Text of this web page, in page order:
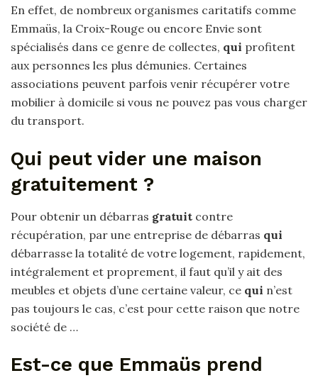
En effet, de nombreux organismes caritatifs comme
Emmaüs, la Croix-Rouge ou encore Envie sont
spécialisés dans ce genre de collectes, qui profitent
aux personnes les plus démunies. Certaines
associations peuvent parfois venir récupérer votre
mobilier à domicile si vous ne pouvez pas vous charger
du transport.
Qui peut vider une maison
gratuitement ?
Pour obtenir un débarras gratuit contre
récupération, par une entreprise de débarras qui
débarrasse la totalité de votre logement, rapidement,
intégralement et proprement, il faut qu’il y ait des
meubles et objets d’une certaine valeur, ce qui n’est
pas toujours le cas, c’est pour cette raison que notre
société de …
Est-ce que Emmaüs prend